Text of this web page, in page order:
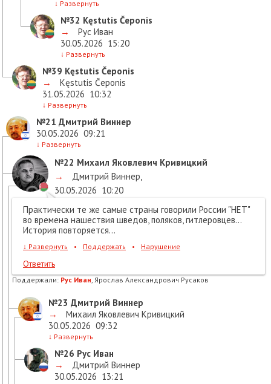
↓ Развернуть
№32 Kęstutis Čeponis
→
Рус Иван
30.05.2026 15:20
↓ Развернуть
№39 Kęstutis Čeponis
→
Kęstutis Čeponis
31.05.2026 10:32
↓ Развернуть
№21 Дмитрий Виннер
30.05.2026 09:21
↓ Развернуть
№22 Михаил Яковлевич Кривицкий
→
Дмитрий Виннер
30.05.2026 10:20
Практически те же самые страны говорили России "НЕТ"
во времена нашествия шведов, поляков, гитлеровцев...
История повторяется...
↓ Развернуть • Поддержать • Нарушение
Ответить
Поддержали: Рус Иван , Ярослав Александрович Русаков
№23 Дмитрий Виннер
→
Михаил Яковлевич Кривицкий
30.05.2026 09:32
↓ Развернуть
№26 Рус Иван
→
Дмитрий Виннер
30.05.2026 13:21